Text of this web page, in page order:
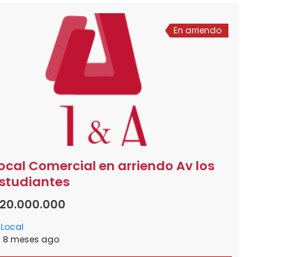
En arriendo
Comercial en arriendo Av los
Local
8 meses ago